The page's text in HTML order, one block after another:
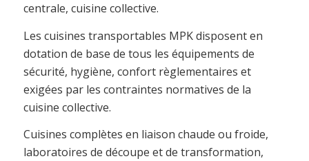
centrale, cuisine collective.
Les cuisines transportables MPK disposent en
dotation de base de tous les équipements de
sécurité, hygiène, confort règlementaires et
exigées par les contraintes normatives de la
cuisine collective.
Cuisines complètes en liaison chaude ou froide,
laboratoires de découpe et de transformation,